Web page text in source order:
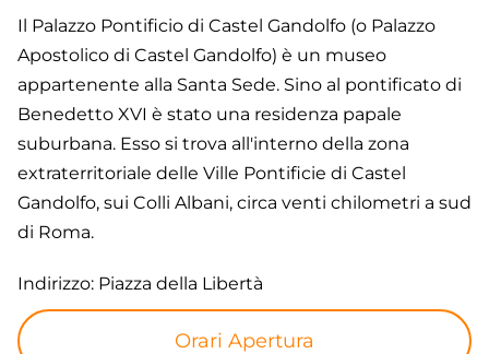
Il Palazzo Pontificio di Castel Gandolfo (o Palazzo
Apostolico di Castel Gandolfo) è un museo
appartenente alla Santa Sede. Sino al pontificato di
Benedetto XVI è stato una residenza papale
suburbana. Esso si trova all'interno della zona
extraterritoriale delle Ville Pontificie di Castel
Gandolfo, sui Colli Albani, circa venti chilometri a sud
di Roma.
Indirizzo: Piazza della Libertà
Orari Apertura